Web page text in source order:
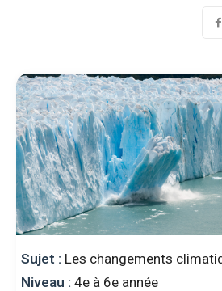
Sujet : Les changements
Niveau : 4e à 6e année